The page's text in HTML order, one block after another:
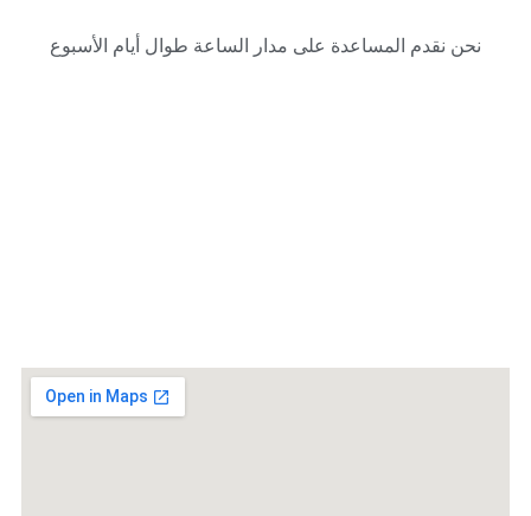
نحن نقدم المساعدة على مدار الساعة طوال أيام الأسبوع